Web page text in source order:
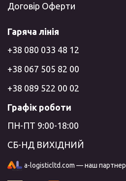
Договір Оферти
Гаряча лінія
+38 080 033 48 12
+38 067 505 82 00
+38 089 522 00 02
Графік роботи
ПН-ПТ 9:00-18:00
СБ-НД ВИХІДНИЙ
a-logisticltd.com — наш партнер